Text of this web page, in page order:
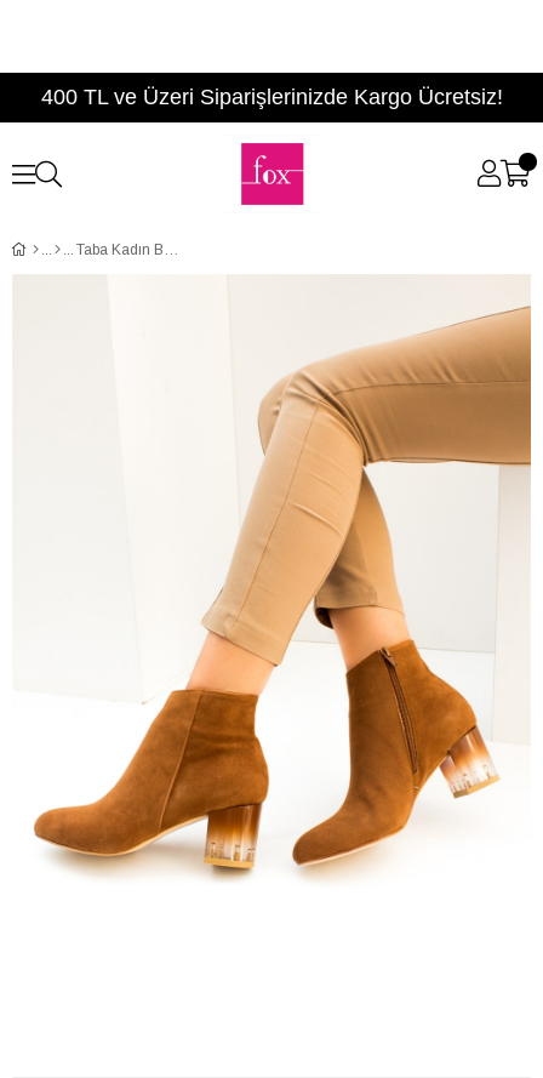
400 TL ve Üzeri Siparişlerinizde Kargo Ücretsiz!
Taba Kadın Bot A494994502